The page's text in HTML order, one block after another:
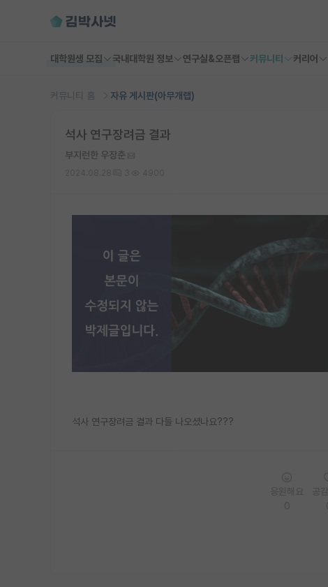
대학원생 모집 국내대학원 정보 연구실&오픈랩 커뮤니티 커리어
커뮤니티 홈 자유 게시판(아무개랩)
석사 연구장려금 결과
부지런한 우장춘
석사 연구장려금 결과 다들 나오셨나요???